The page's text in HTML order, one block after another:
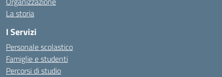
La storia
I Servizi
Personale scolastico
Famiglie e studenti
Percorsi di studio